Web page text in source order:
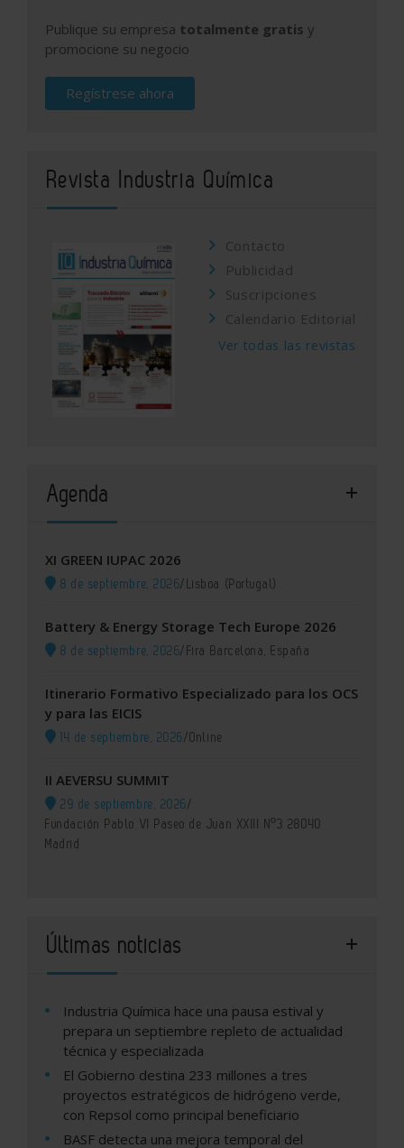
Publique su empresa totalmente gratis y
promocione su negocio
Regístrese ahora
Revista Industria Química
Contacto
Publicidad
Suscripciones
Calendario Editorial
Ver todas las revistas
Agenda
XI GREEN IUPAC 2026
8 de septiembre, 2026/Lisboa (Portugal)
Battery & Energy Storage Tech Europe 2026
8 de septiembre, 2026/Fira Barcelona, España
Itinerario Formativo Especializado para los OCS
y para las EICIS
14 de septiembre, 2026/Online
II AEVERSU SUMMIT
29 de septiembre, 2026/
Fundación Pablo VI Paseo de Juan XXIII Nº3 28040
Madrid
Últimas noticias
Industria Química hace una pausa estival y
prepara un septiembre repleto de actualidad
técnica y especializada
El Gobierno destina 233 millones a tres
proyectos estratégicos de hidrógeno verde,
con Repsol como principal beneficiario
BASF detecta una mejora temporal del